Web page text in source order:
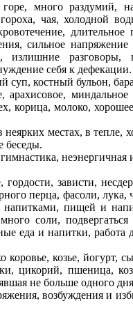
много раздумий,
чая, холодной
длительное
сильное
разговоры,
себя к дефекации.
суп, костный бульон,
арахисовое,
корица, молоко,
местах, в тепле,
беседы.
неэнергичная
зависти,
перца, фасоли, лука,
напитками, пищей и
соли,
еда и напитки,
козье, йогурт,
цикорий, пшеница,
не больше одного
возбуждения и